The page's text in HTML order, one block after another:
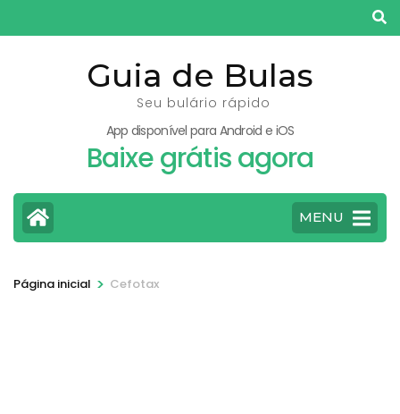
para
Guia de Bulas
Seu bulário rápido
App disponível para Android e iOS
Baixe grátis agora
MENU
Página inicial > Cefotax